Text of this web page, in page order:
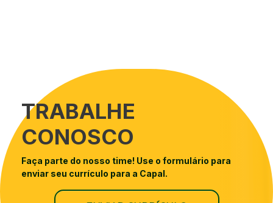
TRABALHE
CONOSCO
Faça parte do nosso time! Use o formulário para
enviar seu currículo para a Capal.